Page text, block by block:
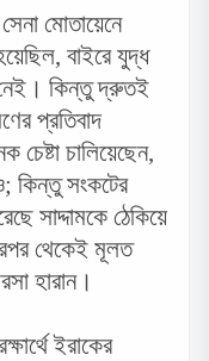
মোতায়েনে
, বাইরে যুদ্ধ
কিন্তু দ্রুতই
প্রতিবাদ
চালিয়েছেন,
; কিন্তু সংকটের
সাদ্দামকে ঠেকিয়ে
থেকেই মূলত
হারান।
ইরাকের